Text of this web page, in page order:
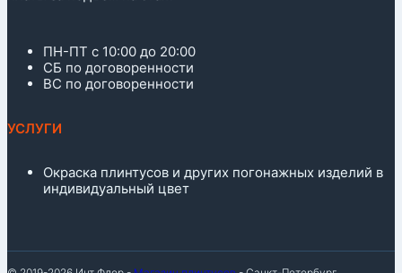
ПН-ПТ с 10:00 до 20:00
СБ по договоренности
ВС по договоренности
УСЛУГИ
Окраска плинтусов и других погонажных изделий в
индивидуальный цвет